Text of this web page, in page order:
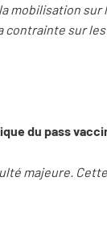
mobilisation sur
contrainte sur
du pass
majeure. Cette